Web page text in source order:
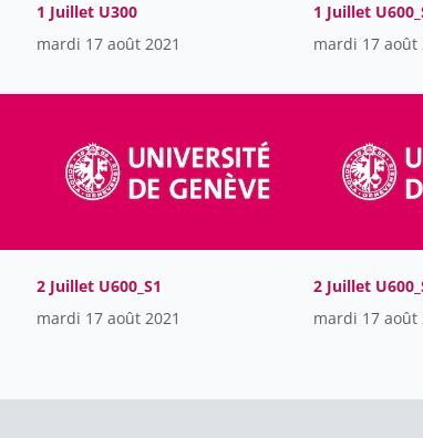
1 Juillet U300
mardi 17 août 2021
1 Juillet
mardi 17 août
2 Juillet U600_S1
mardi 17 août 2021
2 Juillet
mardi 17 août